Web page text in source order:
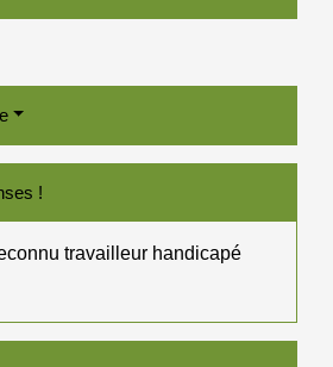
!
travailleur handicapé